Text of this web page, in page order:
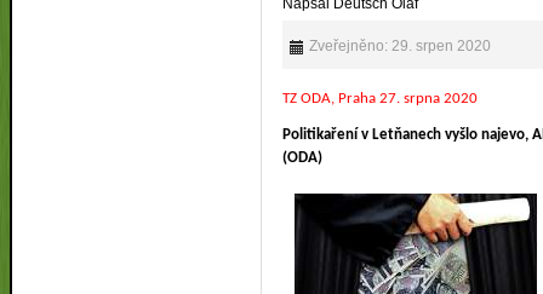
Napsal Deutsch Olaf
Zveřejněno: 29. srpen 2020
TZ ODA, Praha 27. srpna 2020
Politikaření v Letňanech vyšlo najevo,
(ODA)